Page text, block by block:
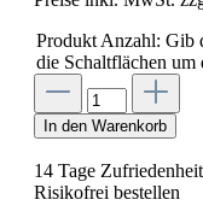
Produkt Anzahl: Gib
die Schaltflächen um
In den Warenkorb
14 Tage
Risikofrei bestellen